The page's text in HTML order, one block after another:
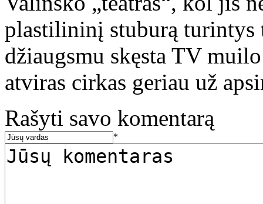
plastilininį stuburą turintys
džiaugsmu skęsta TV
atviras cirkas geriau už
Rašyti savo komentarą
*